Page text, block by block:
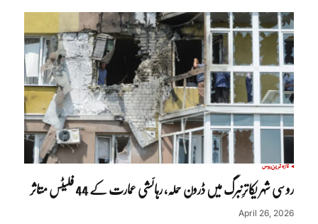
تازہ ترینروس
روسی شہر یکاترِنبرگ میں ڈرون حملہ، رہائشی عمارت کے 44 فلیٹس متاثر
April 26, 2026